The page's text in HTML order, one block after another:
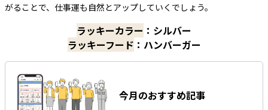
がることで、仕事運も自然とアップしていくでしょう。
ラッキーカラー ：シルバー
ラッキーフード ：ハンバーガー
今月のおすすめ記事